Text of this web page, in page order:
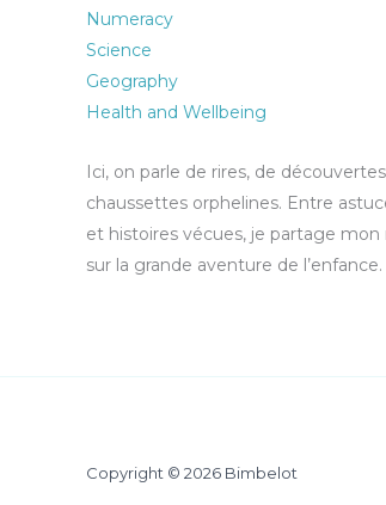
Numeracy
Science
Geography
Health and Wellbeing
Ici, on parle de rires, de
chaussettes orphelines. Entre
et histoires vécues, je partage mon
sur la grande aventure de l’enfance.
Copyright © 2026 Bimbelot